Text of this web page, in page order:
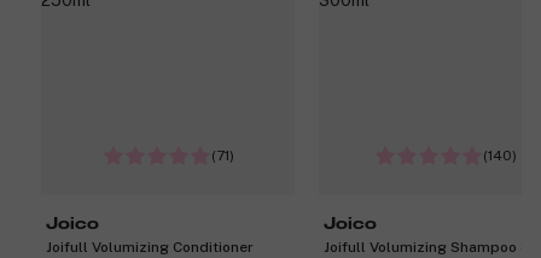
(71)
Joico
Joifull Volumizing Conditioner
(140)
Joico
Joifull Volumizing Shampoo